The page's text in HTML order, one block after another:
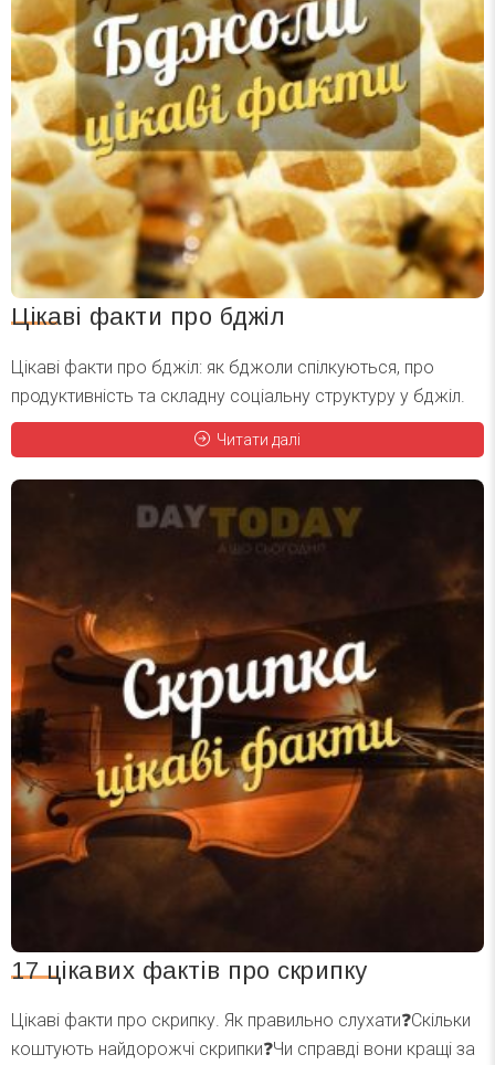
Цікаві факти про бджіл
Цікаві факти про бджіл: як бджоли спілкуються, про
продуктивність та складну соціальну структуру у бджіл.
Читати далі
17 цікавих фактів про скрипку
Цікаві факти про скрипку. Як правильно слухати❓Скільки
коштують найдорожчі скрипки❓Чи справді вони кращі за